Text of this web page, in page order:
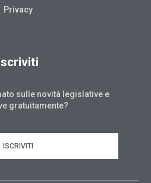
Privacy
sulle novità legislative e
gratuitamente?
ISCRIVITI